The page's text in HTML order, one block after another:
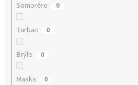
Sombréro 0
Turban 0
Brýle 0
Maska 0